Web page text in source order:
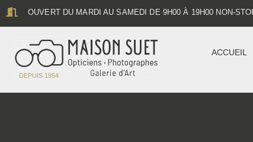
principalOUVERT DU MARDI AU SAMEDI DE 9H00 À 19H00 NON-
DEPUIS 1954
ACCUEIL